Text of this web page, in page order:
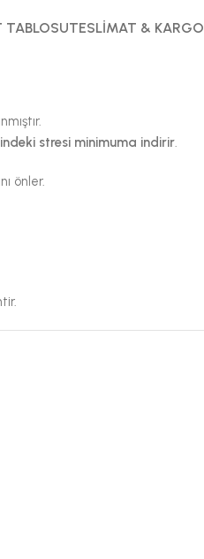
TABLOSUTESLIMAT & KARGO
stresi minimuma indirir.
önler.